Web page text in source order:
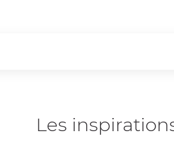
Les